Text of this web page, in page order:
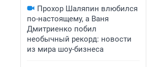
Прохор Шаляпин влюбился
по-настоящему, а Ваня
Дмитриенко побил
необычный рекорд: новости
из мира шоу-бизнеса